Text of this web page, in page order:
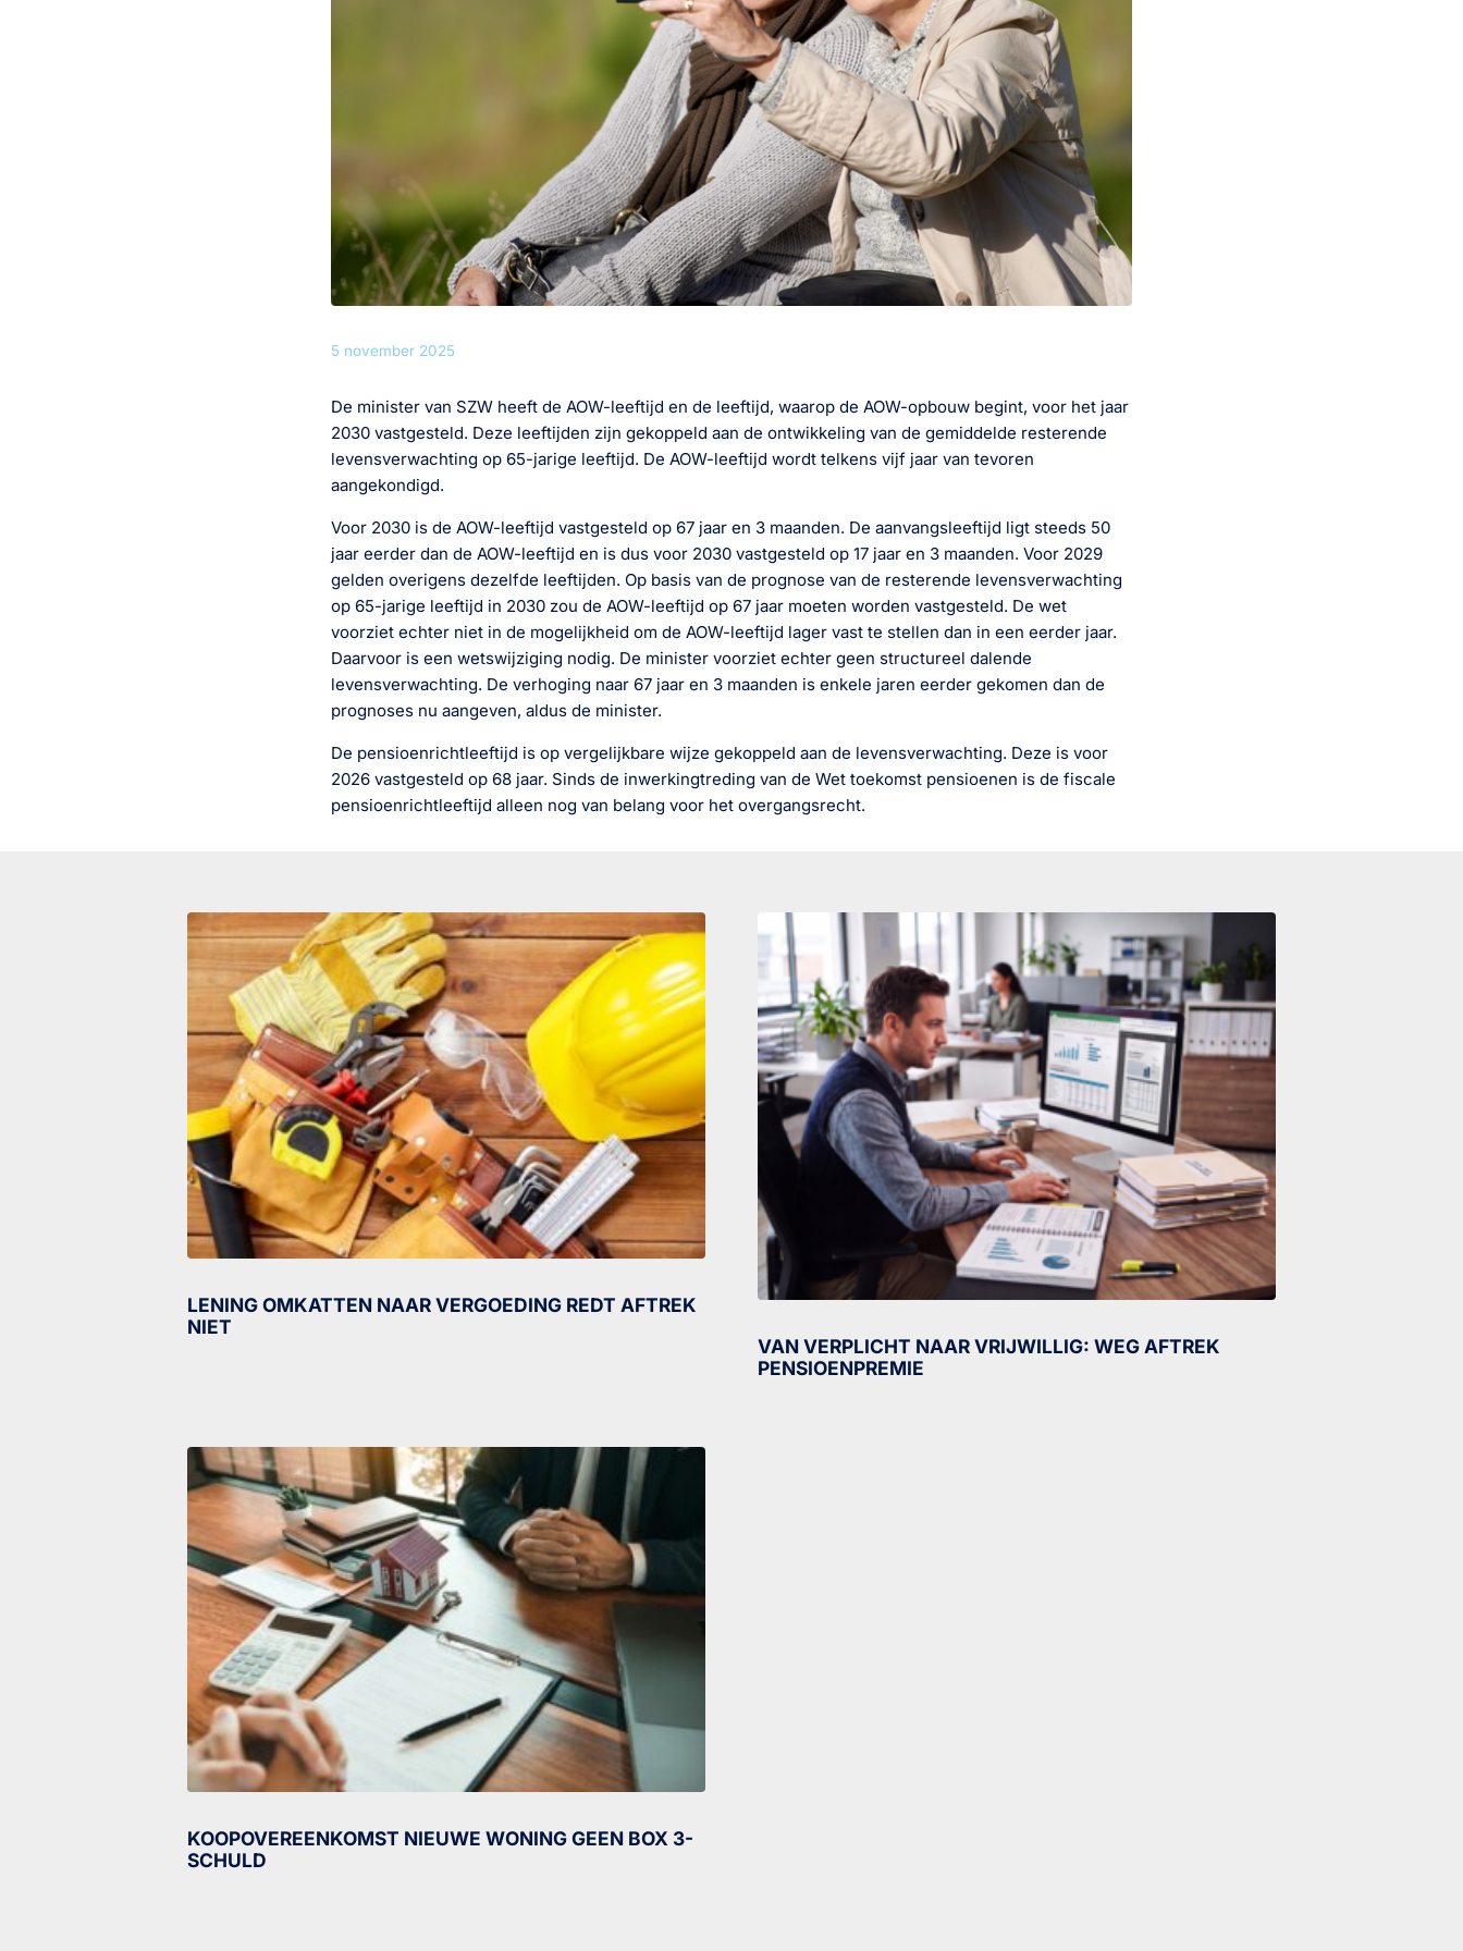
5 november 2025
De minister van SZW heeft de AOW-leeftijd en de leeftijd, waarop de AOW-opbouw begint, voor het jaar
2030 vastgesteld. Deze leeftijden zijn gekoppeld aan de ontwikkeling van de gemiddelde resterende
levensverwachting op 65-jarige leeftijd. De AOW-leeftijd wordt telkens vijf jaar van tevoren
aangekondigd.
Voor 2030 is de AOW-leeftijd vastgesteld op 67 jaar en 3 maanden. De aanvangsleeftijd ligt steeds 50
jaar eerder dan de AOW-leeftijd en is dus voor 2030 vastgesteld op 17 jaar en 3 maanden. Voor 2029
gelden overigens dezelfde leeftijden. Op basis van de prognose van de resterende levensverwachting
op 65-jarige leeftijd in 2030 zou de AOW-leeftijd op 67 jaar moeten worden vastgesteld. De wet
voorziet echter niet in de mogelijkheid om de AOW-leeftijd lager vast te stellen dan in een eerder jaar.
Daarvoor is een wetswijziging nodig. De minister voorziet echter geen structureel dalende
levensverwachting. De verhoging naar 67 jaar en 3 maanden is enkele jaren eerder gekomen dan de
prognoses nu aangeven, aldus de minister.
De pensioenrichtleeftijd is op vergelijkbare wijze gekoppeld aan de levensverwachting. Deze is voor
2026 vastgesteld op 68 jaar. Sinds de inwerkingtreding van de Wet toekomst pensioenen is de fiscale
pensioenrichtleeftijd alleen nog van belang voor het overgangsrecht.
LENING OMKATTEN NAAR VERGOEDING REDT AFTREK
NIET
VAN VERPLICHT NAAR VRIJWILLIG: WEG AFTREK
PENSIOENPREMIE
KOOPOVEREENKOMST NIEUWE WONING GEEN BOX 3-
SCHULD